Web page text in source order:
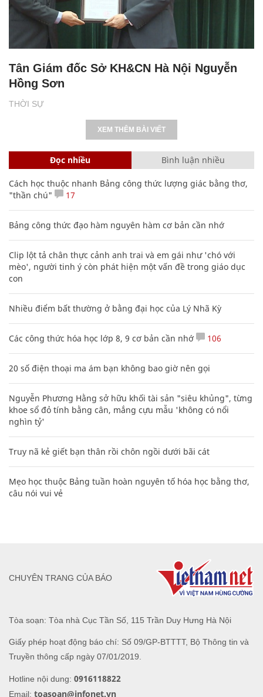
THỜI SỰ
Tân Giám đốc Sở KH&CN Hà Nội Nguyễn
Hồng Sơn
XEM THÊM BÀI VIẾT
Đọc nhiều Bình luận nhiều
Cách học thuộc nhanh Bảng công thức lượng giác bằng thơ,
"thần chú"
17
Bảng công thức đạo hàm nguyên hàm cơ bản cần nhớ
Clip lột tả chân thực cảnh anh trai và em gái như 'chó với
mèo', người tinh ý còn phát hiện một vấn đề trong giáo dục
con
Nhiều điểm bất thường ở bằng đại học của Lý Nhã Kỳ
Các công thức hóa học lớp 8, 9 cơ bản cần nhớ 106
20 số điện thoại ma ám bạn không bao giờ nên gọi
Nguyễn Phương Hằng sở hữu khối tài sản "siêu khủng", từng
khoe sổ đỏ tính bằng cân, mắng cựu mẫu 'không có nổi
nghìn tỷ'
Truy nã kẻ giết bạn thân rồi chôn ngồi dưới bãi cát
Mẹo học thuộc Bảng tuần hoàn nguyên tố hóa học bằng thơ,
câu nói vui vẻ
Tòa soạn: Tòa nhà Cục Tần Số, 115 Trần Duy Hưng Hà Nội
Giấy phép hoạt động báo chí: Số 09/GP-BTTTT, Bộ Thông tin và
Truyền thông cấp ngày 07/01/2019.
Hotline nội dung: 0916118822
Email: toasoan@infonet.vn
CHUYÊN TRANG CỦA BÁO